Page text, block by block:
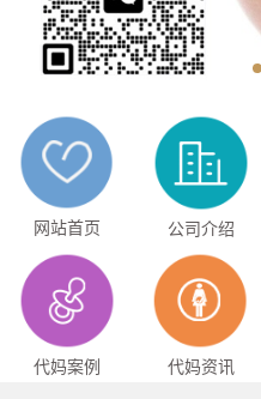
网站首页 公司介绍
代妈案例 代妈资讯